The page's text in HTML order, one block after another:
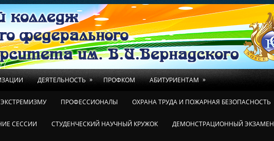
ДЕЯТЕЛЬНОСТЬ » ПРОФКОМ АБИТУРИЕНТАМ »
ПРОФЕССИОНАЛЫ ОХРАНА ТРУДА И ПОЖАРНАЯ БЕЗОПАСНОСТЬ
СЕССИИ СТУДЕНЧЕСКИЙ НАУЧНЫЙ КРУЖОК ДЕМОНСТРАЦИОННЫЙ ЭКЗАМЕН